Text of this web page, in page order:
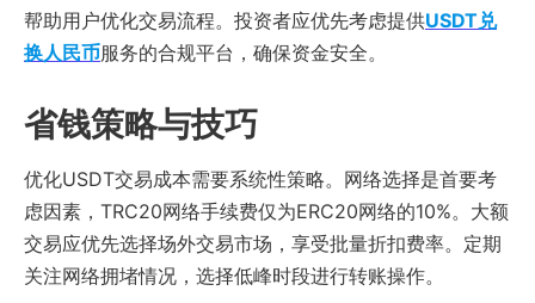
帮助用户优化交易流程。投资者应优先考虑提供USDT兑
换人民币服务的合规平台，确保资金安全。
省钱策略与技巧
优化USDT交易成本需要系统性策略。网络选择是首要考
虑因素，TRC20网络手续费仅为ERC20网络的10%。大额
交易应优先选择场外交易市场，享受批量折扣费率。定期
关注网络拥堵情况，选择低峰时段进行转账操作。